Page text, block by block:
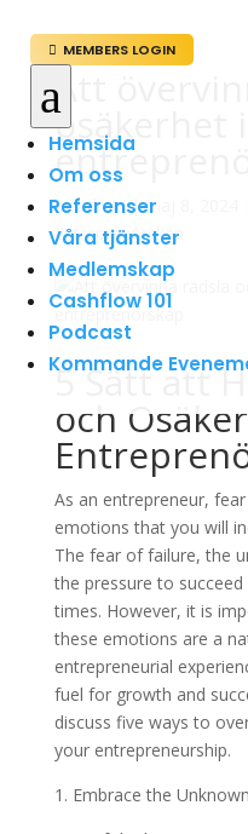
 MEMBERS LOGIN
a
Hemsida
Om oss
Referenser
Våra tjänster
Medlemskap
Cashflow 101
Podcast
Kommande
Att
osäkerhet i
avadmin|maj 8, 2024
Entreprenörskap
5 Sätt att
och
As an entrepreneur,
emotions that you will
The fear of failure, the
the pressure to
times. However, it is
these emotions are a
entrepreneurial
fuel for growth and
discuss five ways to
your entrepreneurship.
1. Embrace the Unknown